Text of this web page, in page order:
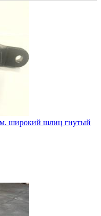
широкий шлиц гнутый